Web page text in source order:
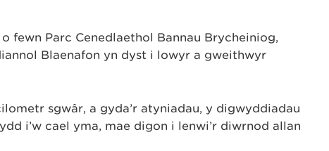
o fewn Parc Cenedlaethol Bannau Brycheiniog,
Blaenafon yn dyst i lowyr a gweithwyr
sgwâr, a gyda’r atyniadau, y digwyddiadau
i’w cael yma, mae digon i lenwi’r diwrnod allan